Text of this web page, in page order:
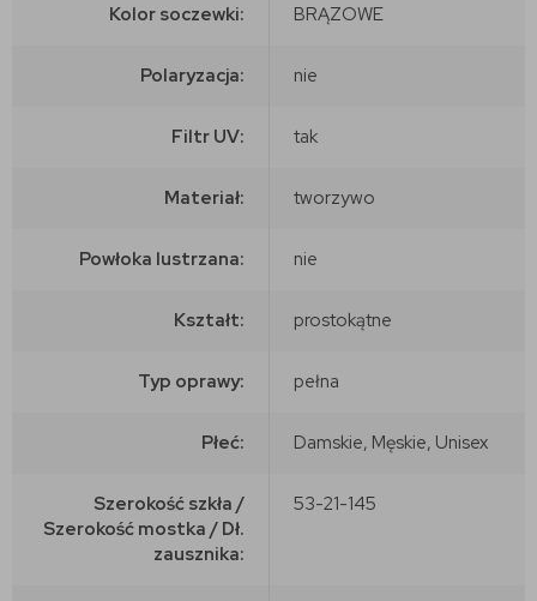
Kolor soczewki: BRĄZOWE
Polaryzacja: nie
Filtr UV: tak
Materiał: tworzywo
Powłoka lustrzana: nie
Kształt: prostokątne
Typ oprawy: pełna
Płeć: Damskie, Męskie, Unisex
Szerokość szkła /
Szerokość mostka / Dł.
zausznika:
53-21-145